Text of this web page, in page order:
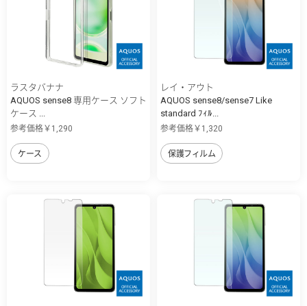
ラスタバナナ
AQUOS sense8 専用ケース ソフト
ケース ...
参考価格￥1,290
ケース
レイ・アウト
AQUOS sense8/sense7 Like
standard ﾌｨﾙ...
参考価格￥1,320
保護フィルム